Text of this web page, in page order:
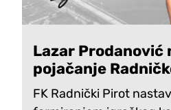
Lazar Prodanović
pojačanje
FK Radnički Pirot